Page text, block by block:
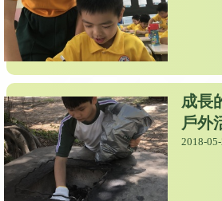
成長
戶外
2018-